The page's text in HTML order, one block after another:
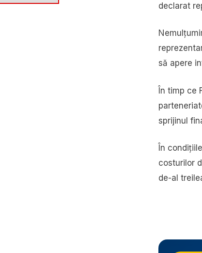
declarat
să apere
În timp ce
sprijinul
În
costurilor
de-al